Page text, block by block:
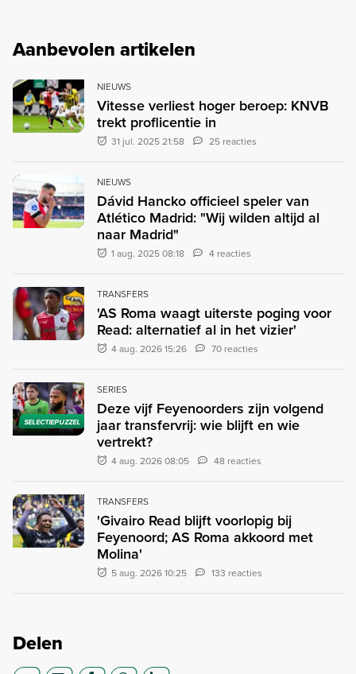
Aanbevolen artikelen
NIEUWS
Vitesse verliest hoger beroep: KNVB
trekt proflicentie in
31 jul. 2025 21:58 25 reacties
NIEUWS
Dávid Hancko officieel speler van
Atlético Madrid: "Wij wilden altijd al
naar Madrid"
1 aug. 2025 08:18 4 reacties
TRANSFERS
'AS Roma waagt uiterste poging voor
Read: alternatief al in het vizier'
4 aug. 2026 15:26 70 reacties
SELECTIEPUZZEL
SERIES
Deze vijf Feyenoorders zijn volgend
jaar transfervrij: wie blijft en wie
vertrekt?
4 aug. 2026 08:05 48 reacties
TRANSFERS
'Givairo Read blijft voorlopig bij
Feyenoord; AS Roma akkoord met
Molina'
5 aug. 2026 10:25 133 reacties
Delen